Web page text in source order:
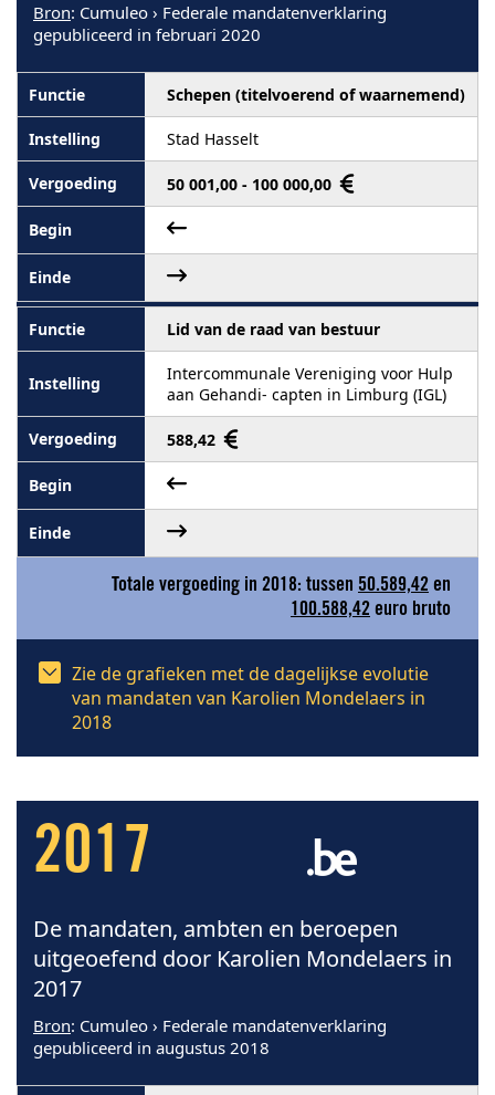
Bron: Cumuleo › Federale mandatenverklaring
gepubliceerd in februari 2020
Schepen (titelvoerend of waarnemend)
Stad Hasselt
50 001,00 - 100 000,00
Lid van de raad van bestuur
Intercommunale Vereniging voor Hulp
aan Gehandi- capten in Limburg (IGL)
588,42
Totale vergoeding in 2018: tussen 50.589,42 en
100.588,42 euro bruto
Zie de grafieken met de dagelijkse evolutie
van mandaten van Karolien Mondelaers in
2018
2017
De mandaten, ambten en beroepen
uitgeoefend door Karolien Mondelaers in
2017
Bron: Cumuleo › Federale mandatenverklaring
gepubliceerd in augustus 2018